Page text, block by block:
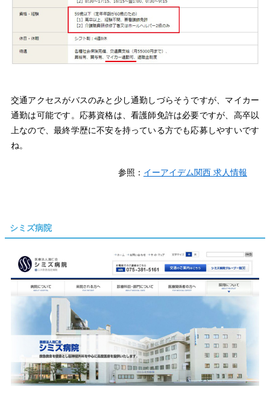
交通アクセスがバスのみと少し通勤しづらそうですが、マイカー
通勤は可能です。応募資格は、看護師免許は必要ですが、高卒以
上なので、最終学歴に不安を持っている方でも応募しやすいです
ね。
参照： イーアイデム関西 求人情報
シミズ病院